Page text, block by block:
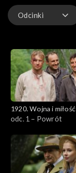
Odcinki
1920. Wojna i miłość
odc. 1 – Powrót